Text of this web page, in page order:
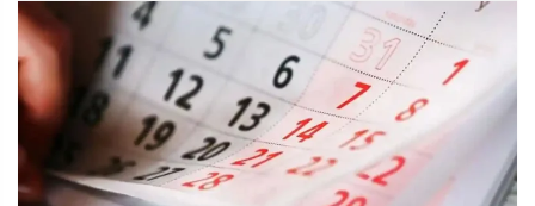
DAERAH NASIONAL
MANCA SPORT
INFORMASI